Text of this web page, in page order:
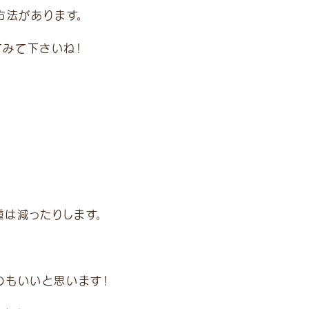
があります。
て下さいね！
減ったりします。
いいと思います！